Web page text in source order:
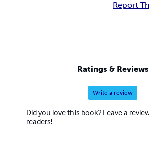
Report
Ratings & Reviews
Write a review
Did you love this book? Leave a
readers!